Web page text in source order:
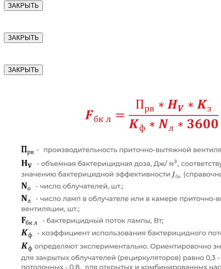
ЗАКРЫТЬ
ЗАКРЫТЬ
ЗАКРЫТЬ